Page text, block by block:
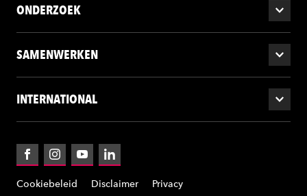
ONDERZOEK
SAMENWERKEN
INTERNATIONAL
FacebookInstagramYouTubeLinkedIn
Cookiebeleid Disclaimer Privacy